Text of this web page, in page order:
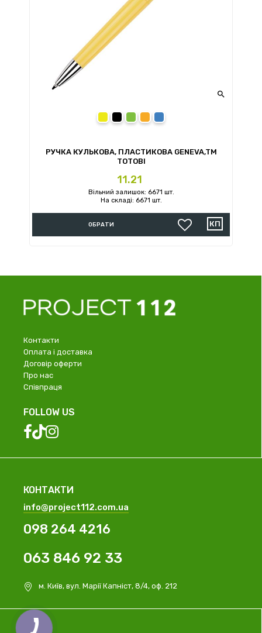

РУЧКА КУЛЬКОВА, ПЛАСТИКОВА GENEVA,TM
TOTOBI
Ціна
11.21
Вільний залишок: 6671 шт.
На складі: 6671 шт.
ОБРАТИ
Контакти
Оплата і доставка
Договір оферти
Про нас
Співпраця
FOLLOW US
КОНТАКТИ
info@project112.com.ua
098 264 4216
063 846 92 33
м. Київ, вул. Марії Капніст, 8/4, оф. 212